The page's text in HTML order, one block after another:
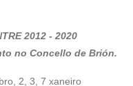
2012 - 2020
no Concello de Brión.
2, 3, 7 xaneiro